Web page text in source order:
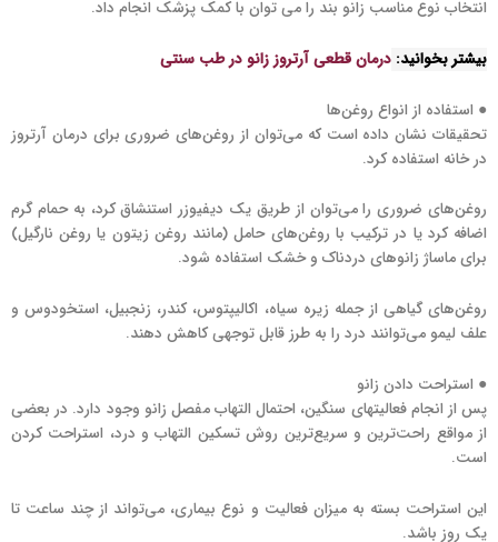
انتخاب نوع مناسب زانو بند را می توان با کمک پزشک انجام داد.
بیشتر بخوانید: درمان قطعی آرتروز زانو در طب سنتی
● استفاده از انواع روغن‌ها
تحقیقات نشان داده است که می‌توان از روغن‌های ضروری برای درمان آرتروز
در خانه استفاده کرد.
روغن‌های ضروری را می‌توان از طریق یک دیفیوزر استنشاق کرد، به حمام گرم
اضافه کرد یا در ترکیب با روغن‌های حامل (مانند روغن زیتون یا روغن نارگیل)
برای ماساژ زانوهای دردناک و خشک استفاده شود.
روغن‌های گیاهی از جمله زیره سیاه، اکالیپتوس، کندر، زنجبیل، استخودوس و
علف لیمو می‌توانند درد را به طرز قابل توجهی کاهش دهند.
● استراحت دادن زانو
پس از انجام فعالیتهای سنگین، احتمال التهاب مفصل زانو وجود دارد. در بعضی
از مواقع راحت‌ترین و سریع‌ترین روش تسکین التهاب و درد، استراحت کردن
است.
این استراحت بسته به میزان فعالیت و نوع بیماری، می‌تواند از چند ساعت تا
یک روز باشد.